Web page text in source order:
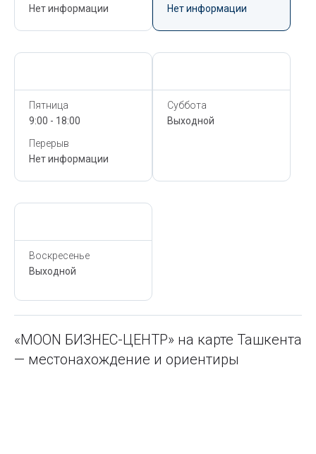
Нет информации Нет информации
Пятница
9:00 - 18:00
Перерыв
Нет информации
Суббота
Выходной
Воскресенье
Выходной
«MOON БИЗНЕС-ЦЕНТР» на карте Ташкента
— местонахождение и ориентиры